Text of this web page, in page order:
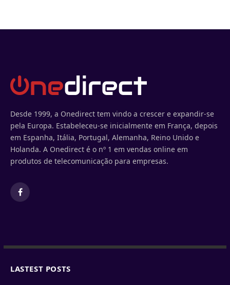
Desde 1999, a Onedirect tem vindo a crescer e expandir-se
pela Europa. Estabeleceu-se inicialmente em França, depois
em Espanha, Itália, Portugal, Alemanha, Reino Unido e
Holanda. A Onedirect é o nº 1 em vendas online em
produtos de telecomunicação para empresas.
Facebook
LASTEST POSTS